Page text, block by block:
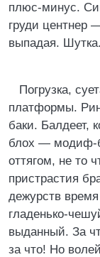
плюс-минус.
груди центнер
выпадая.
Погрузка,
платформы.
баки. Балдеет,
блох — модиф-
оттягом, не то
пристрастия
дежурств
гладенько-
выданный. За
за что! Но